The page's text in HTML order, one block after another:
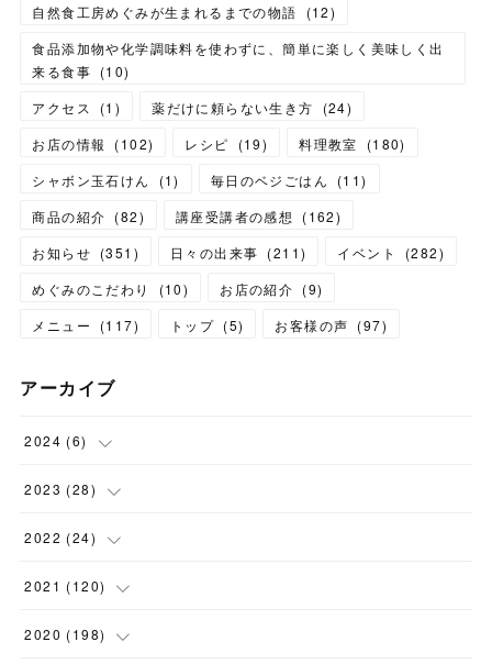
自然食工房めぐみが生まれるまでの物語
(12)
食品添加物や化学調味料を使わずに、簡単に楽しく美味しく出
来る食事 (10)
アクセス
(1 ) 薬だけに頼らない生き方 (24)
お店の情報
(102) レシピ (19) 料理教室 (180)
シャボン玉石けん
(1) 毎日のベジごはん (11)
商品の紹介 (82) 講座受講者の感想 (162)
お知らせ (351 ) 日々の出来事 (211) イベント (282)
めぐみのこだわり
(10) お店の紹介 (9)
メニュー
(117) トップ (5) お客様の声 (97)
アーカイブ
2024 (6)
(1)
(1 )
(1)
( 1 )
2023 (28)
(2)
(1)
(1)
2022 (24)
(5)
(2)
2021 (120)
(12)
2020 (198)